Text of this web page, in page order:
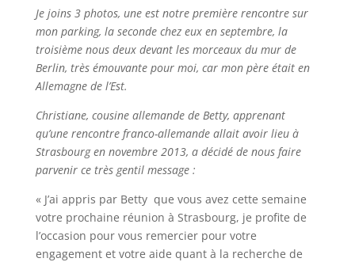
Je joins 3 photos, une est notre première rencontre sur
mon parking, la seconde chez eux en septembre, la
troisième nous deux devant les morceaux du mur de
Berlin, très émouvante pour moi, car mon père était en
Allemagne de l’Est.
Christiane, cousine allemande de Betty, apprenant
qu’une rencontre franco-allemande allait avoir lieu à
Strasbourg en novembre 2013, a décidé de nous faire
parvenir ce très gentil message :
« J’ai appris par Betty que vous avez cette semaine
votre prochaine réunion à Strasbourg, je profite de
l’occasion pour vous remercier pour votre
engagement et votre aide quant à la recherche de